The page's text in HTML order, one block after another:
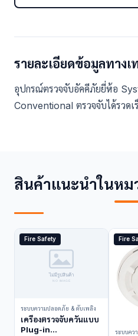
รายละเอียดข้อมูลทาง
อุปกรณ์ตรวจจับอัคคีภัยยี่ห้อ
Conventional ตรวจจับได้รวด
สินค้าแนะนำในหม
Fire Safety
ระบบความปลอดภัย & ดับเพลิง
เครื่องตรวจจับควันแบบ
Plug-in
Fire
ระบบคว